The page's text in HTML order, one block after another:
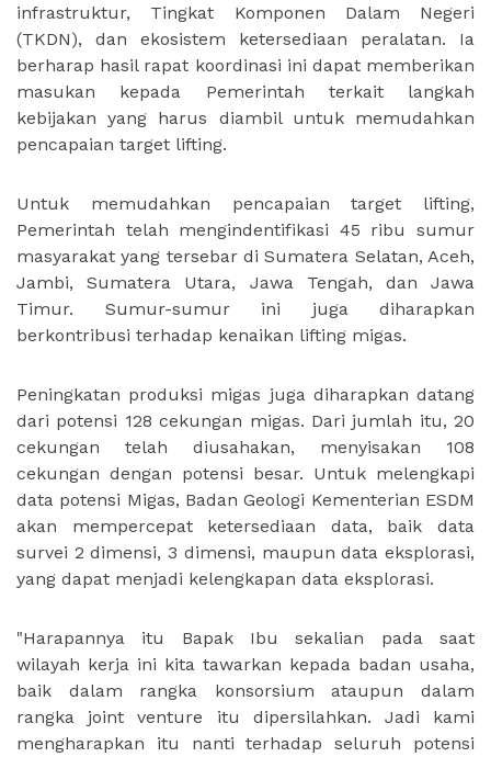
infrastruktur, Tingkat Komponen Dalam Negeri
(TKDN), dan ekosistem ketersediaan peralatan. Ia
berharap hasil rapat koordinasi ini dapat memberikan
masukan kepada Pemerintah terkait langkah
kebijakan yang harus diambil untuk memudahkan
pencapaian target lifting.
Untuk memudahkan pencapaian target lifting,
Pemerintah telah mengindentifikasi 45 ribu sumur
masyarakat yang tersebar di Sumatera Selatan, Aceh,
Jambi, Sumatera Utara, Jawa Tengah, dan Jawa
Timur. Sumur-sumur ini juga diharapkan
berkontribusi terhadap kenaikan lifting migas.
Peningkatan produksi migas juga diharapkan datang
dari potensi 128 cekungan migas. Dari jumlah itu, 20
cekungan telah diusahakan, menyisakan 108
cekungan dengan potensi besar. Untuk melengkapi
data potensi Migas, Badan Geologi Kementerian ESDM
akan mempercepat ketersediaan data, baik data
survei 2 dimensi, 3 dimensi, maupun data eksplorasi,
yang dapat menjadi kelengkapan data eksplorasi.
"Harapannya itu Bapak Ibu sekalian pada saat
wilayah kerja ini kita tawarkan kepada badan usaha,
baik dalam rangka konsorsium ataupun dalam
rangka joint venture itu dipersilahkan. Jadi kami
mengharapkan itu nanti terhadap seluruh potensi